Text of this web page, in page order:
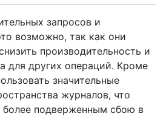
запросов и
возможно, так как они
производительность и
для других операций. Кроме
значительные
журналов, что
более подверженным сбою в